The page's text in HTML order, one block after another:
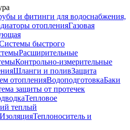
и фитинги для водоснабжения,
отопленияГазовая
быстрого
Расширительные
Контрольно-измерительные
Шланги и поливЗащита
отопленияВодоподготовкаБаки
защиты от протечек
Тепловое
теплый
ИзоляцияТеплоноситель и